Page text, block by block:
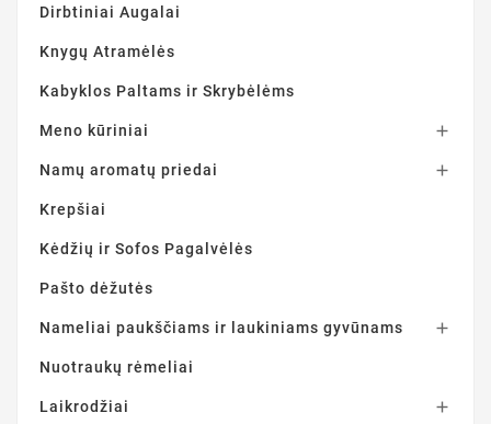
Dirbtiniai Augalai
Knygų Atramėlės
Kabyklos Paltams ir Skrybėlėms
Meno kūriniai 
Namų aromatų priedai 
Krepšiai
Kėdžių ir Sofos Pagalvėlės
Pašto dėžutės
Nameliai paukščiams ir laukiniams gyvūnams 
Nuotraukų rėmeliai
Laikrodžiai 